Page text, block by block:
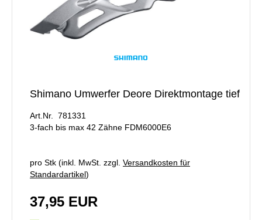
Shimano Umwerfer Deore Direktmontage tief
Art.Nr. 781331
3-fach bis max 42 Zähne FDM6000E6
pro Stk (inkl. MwSt. zzgl. Versandkosten für
Standardartikel)
37,95 EUR